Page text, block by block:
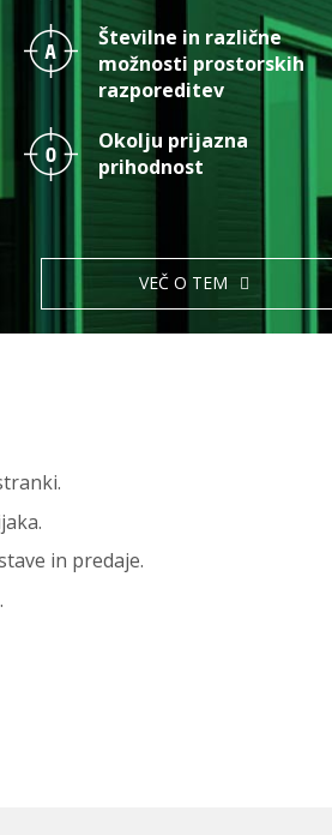
Številne in različne
možnosti prostorskih
razporeditev
Okolju prijazna
prihodnost
VEČ O TEM
in predaje.